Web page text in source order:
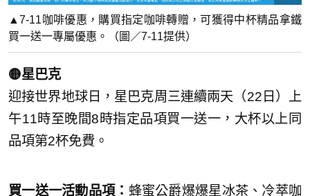
▲7-11咖啡優惠，購買指定咖啡轉贈，可獲得中杯精品拿鐵
買一送一專屬優惠。（圖／7-11提供）
🟡星巴克
迎接世界地球日，星巴克周三連續兩天（22日）上
午11時至晚間8時指定品項買一送一，大杯以上同
品項第2杯免費。
買一送一活動品項： 蜂蜜公爵爆爆星冰茶、冷萃咖